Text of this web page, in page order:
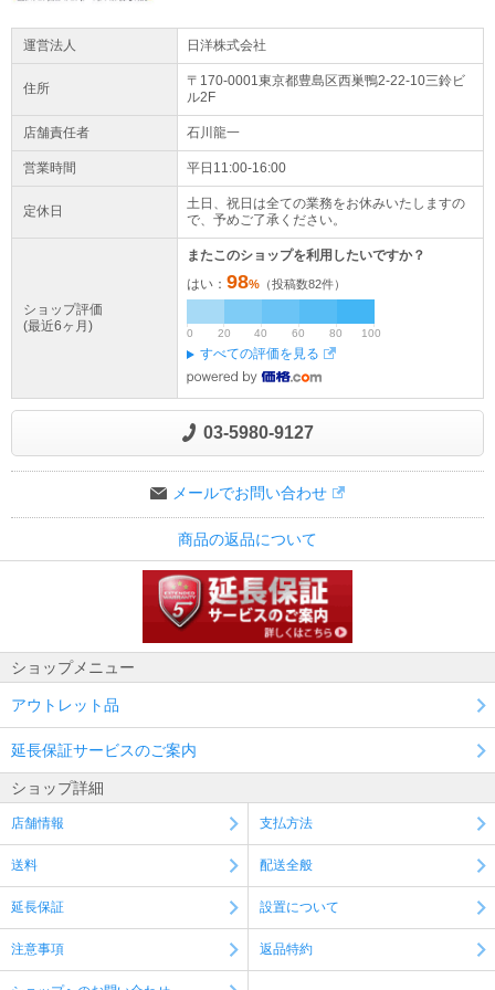
運営法人 日洋株式会社
住所 〒170-0001東京都豊島区西巣鴨2-22-10三鈴ビ
ル2F
店舗責任者 石川龍一
営業時間 平日11:00-16:00
定休日
土日、祝日は全ての業務をお休みいたしますの
で、予めご了承ください。
ショップ評価
(最近6ヶ月)
またこのショップを利用したいですか？
はい： 98% （投稿数82件）
0 20 40 60 80 100
すべての評価を見る
03-5980-9127
メールでお問い合わせ
商品の返品について
ショップメニュー
アウトレット品
延長保証サービスのご案内
ショップ詳細
店舗情報 支払方法
送料 配送全般
延長保証 設置について
注意事項 返品特約